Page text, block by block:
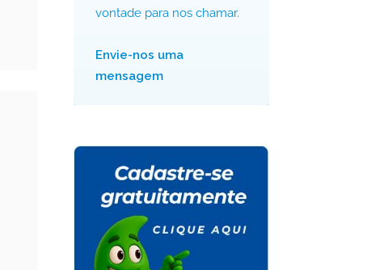
vontade para nos chamar.
Envie-nos uma
mensagem